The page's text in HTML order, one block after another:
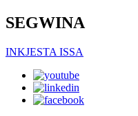
SEGWINA
INKJESTA ISSA